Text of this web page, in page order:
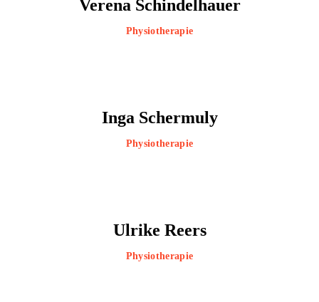
Verena Schindelhauer
Physiotherapie
Inga Schermuly
Physiotherapie
Ulrike Reers
Physiotherapie